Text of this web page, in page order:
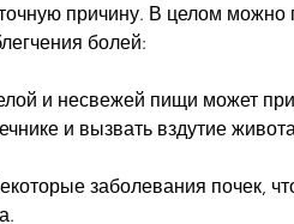
причину. В целом можно
болей:
и несвежей пищи может
и вызвать вздутие
заболевания почек,